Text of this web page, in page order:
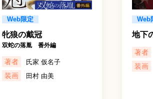
Web限定
牝狼の戴冠
双蛇の落胤 番外編
著者 氏家 仮名子
装画 田村 由美
Web
地下
著者
装画